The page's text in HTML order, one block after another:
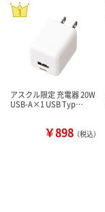
アスクル限定 充電器 20W
USB-A×1 USB Typ…
￥898 （税込）